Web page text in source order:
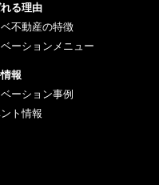
る理由
ベ不動産の特徴
ベーションメニュー
報
ベーション事例
ト情報